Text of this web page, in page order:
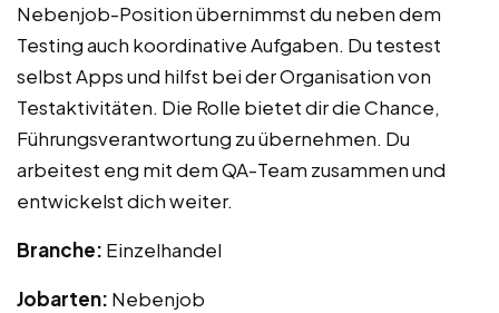
Nebenjob-Position übernimmst du neben dem
Testing auch koordinative Aufgaben. Du testest
selbst Apps und hilfst bei der Organisation von
Testaktivitäten. Die Rolle bietet dir die Chance,
Führungsverantwortung zu übernehmen. Du
arbeitest eng mit dem QA-Team zusammen und
entwickelst dich weiter.
Branche: Einzelhandel
Jobarten: Nebenjob